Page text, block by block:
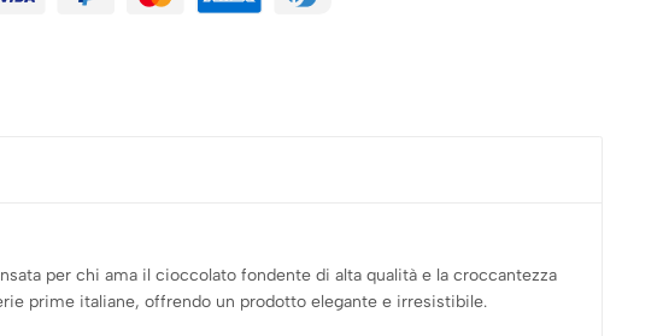
per chi ama il cioccolato fondente di alta qualità e la croccantezza
prime italiane, offrendo un prodotto elegante e irresistibile.